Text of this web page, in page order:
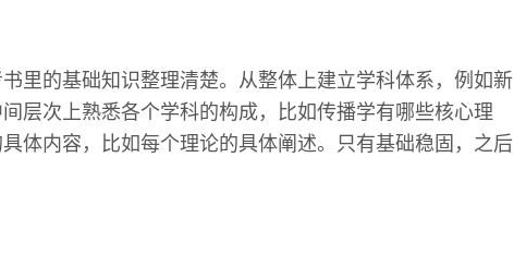
里的基础知识整理清楚。从整体上建立学科体系，例如新
层次上熟悉各个学科的构成，比如传播学有哪些核心理
体内容，比如每个理论的具体阐述。只有基础稳固，之后